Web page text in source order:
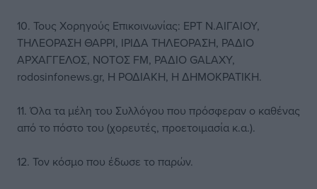
10. Τους Χορηγούς Επικοινωνίας: ΕΡΤ Ν.ΑΙΓΑΙΟΥ,
ΤΗΛΕΟΡΑΣΗ ΘΑΡΡΙ, ΙΡΙΔΑ ΤΗΛΕΟΡΑΣΗ, ΡΑΔΙΟ
ΑΡΧΑΓΓΕΛΟΣ, ΝΟΤΟΣ FM, ΡΑΔΙΟ GALAXY,
rodosinfonews.gr, Η ΡΟΔΙΑΚΗ, Η ΔΗΜΟΚΡΑΤΙΚΗ.
11. Όλα τα μέλη του Συλλόγου που πρόσφεραν ο καθένας
από το πόστο του (χορευτές, προετοιμασία κ.α.).
12. Τον κόσμο που έδωσε το παρών.